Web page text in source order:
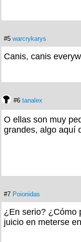
#5 warcrykarys
Canis, canis
#6 tanalex
O ellas son muy
grandes, algo aquí
#7 Poionidas
¿En serio? ¿Cómo
juicio en meterse